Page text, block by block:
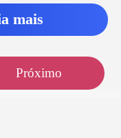
mais
Próximo